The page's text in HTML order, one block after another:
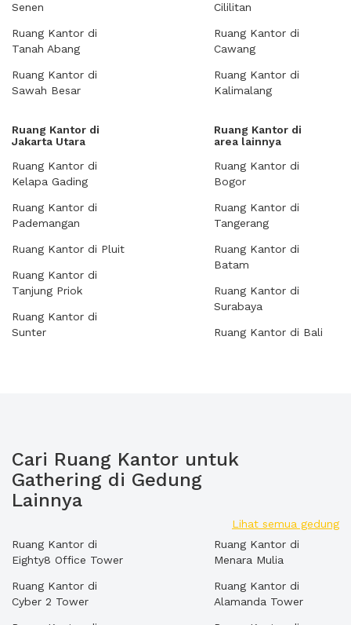
Senen
Ruang Kantor di
Tanah Abang
Ruang Kantor di
Sawah Besar
Cililitan
Ruang Kantor di
Cawang
Ruang Kantor di
Kalimalang
Ruang Kantor di
Jakarta Utara
Ruang Kantor di
Kelapa Gading
Ruang Kantor di
Pademangan
Ruang Kantor di Pluit
Ruang Kantor di
Tanjung Priok
Ruang Kantor di
Sunter
Ruang Kantor di
area lainnya
Ruang Kantor di
Bogor
Ruang Kantor di
Tangerang
Ruang Kantor di
Batam
Ruang Kantor di
Surabaya
Ruang Kantor di Bali
Cari Ruang Kantor untuk
Gathering di Gedung
Lainnya
Lihat semua gedung
Ruang Kantor di
Eighty8 Office Tower
Ruang Kantor di
Cyber 2 Tower
Ruang Kantor di
Menara Mulia
Ruang Kantor di
Alamanda Tower